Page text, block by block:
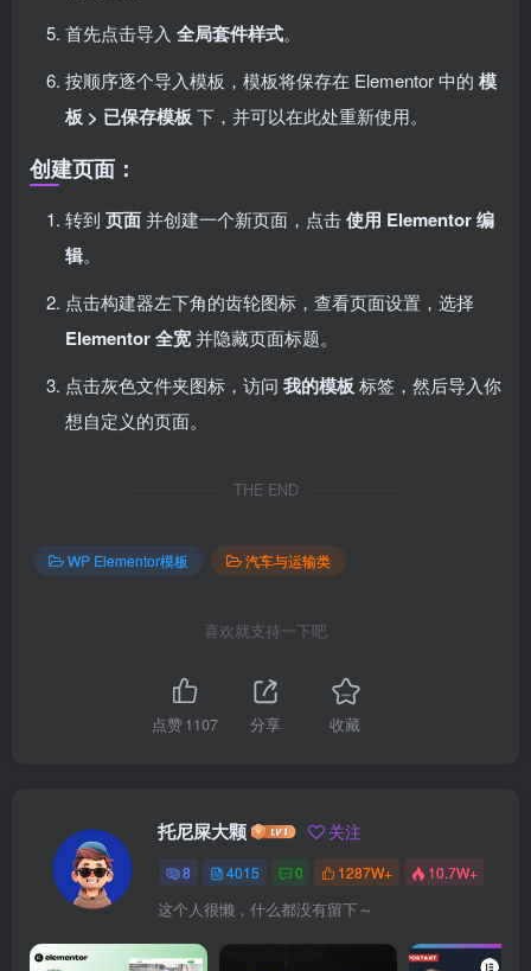
首先点击导入 全局套件样式。
按顺序逐个导入模板，模板将保存在 Elementor 中的 模
板 > 已保存模板下，并可以在此处重新使用。
创建页面：
转到 页面并创建一个新页面，点击使用 Elementor 编
辑。
点击构建器左下角的齿轮图标，查看页面设置，选择
Elementor 全宽并隐藏页面标题。
点击灰色文件夹图标，访问 我的模板标签，然后导入你
想自定义的页面。
THE END
WP Elementor模板 汽车与运输类
喜欢就支持一下吧
点赞1107 分享 收藏
托尼屎大颗 关注
8 4015 0 1287W+ 10.7W+
这个人很懒，什么都没有留下～